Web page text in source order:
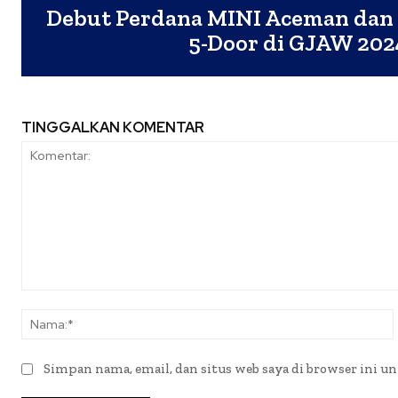
Debut Perdana MINI Aceman
5-Door di GJAW
TINGGALKAN KOMENTAR
Simpan nama, email, dan situs web saya di browser ini